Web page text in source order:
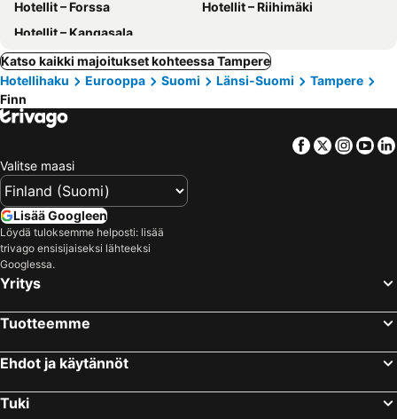
Hotellit – Forssa
Hotellit – Riihimäki
Hotellit – Kangasala
Katso kaikki majoitukset kohteessa Tampere
Hotellihaku
Eurooppa Suomi Länsi-Suomi
Tampere
Finn
Facebook
Twitter
Valitse maasi
Lisää Googleen
Löydä tuloksemme helposti: lisää
trivago ensisijaiseksi lähteeksi
Googlessa.
Yritys
Tuotteemme
Ehdot ja käytännöt
Tuki